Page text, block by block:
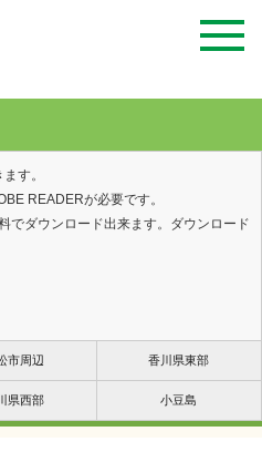
す。
READERが必要です。
でダウンロード出来ます。ダウンロード
市周辺 香川県東部
県西部 小豆島